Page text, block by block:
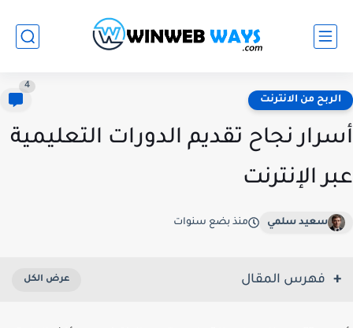
الربح من الانترنت
4
أسرار نجاح تقديم الدورات التعليمية
عبر الإنترنت
سعيد سلمي منذ بضع سنوات
فهرس المقال